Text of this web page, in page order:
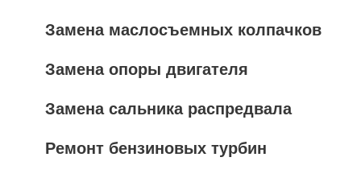
Замена маслосъемных колпачков
Замена опоры двигателя
Замена сальника распредвала
Ремонт бензиновых турбин